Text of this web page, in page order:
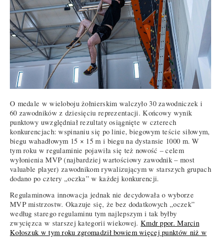
O medale w wieloboju żołnierskim walczyło 30 zawodniczek i
60 zawodników z dziesięciu reprezentacji. Końcowy wynik
punktowy uwzględniał rezultaty osiągnięte w czterech
konkurencjach: wspinaniu się po linie, biegowym teście siłowym,
biegu wahadłowym 15 × 15 m i biegu na dystansie 1000 m. W
tym roku w regulaminie pojawiła się też nowość – celem
wyłonienia MVP (najbardziej wartościowy zawodnik – most
valuable player) zawodnikom rywalizującym w starszych grupach
dodano po cztery „oczka” w każdej konkurencji.
Regulaminowa innowacja jednak nie decydowała o wyborze
MVP mistrzostw. Okazuje się, że bez dodatkowych „oczek”
według starego regulaminu tym najlepszym i tak byłby
zwycięzca w starszej kategorii wiekowej.Kmdr ppor. Marcin
Kołoszuk w tym roku zgromadził bowiem więcej punktów niż w